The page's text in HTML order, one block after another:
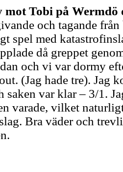
mot Tobi på Wermdö
och tagande
spel med
då greppet
och vi var dormy
(Jag hade tre). Jag
saken var klar – 3/1.
varade, vilket
Bra väder och